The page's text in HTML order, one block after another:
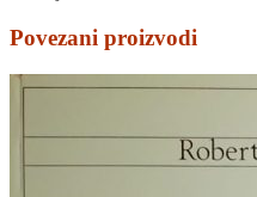
Povezani proizvodi